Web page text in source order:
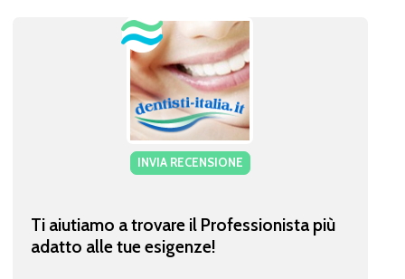
INVIA RECENSIONE
Ti aiutiamo a trovare il Professionista più
adatto alle tue esigenze!